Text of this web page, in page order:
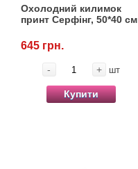
Охолодний килимок
принт Серфінг, 50*40 см
645 грн.
- + шт
Купити